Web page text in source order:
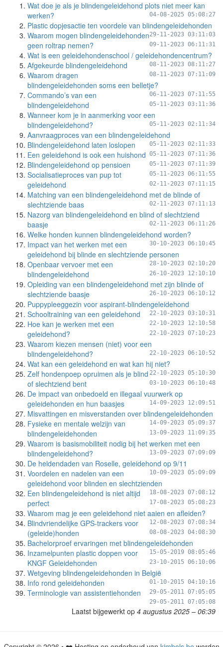
Wat doe je als je blindengeleidehond plots niet meer kan
werken?
04-08-2025 05:08:27
Plastic dopjesactie ten voordele van blindengeleidehonden
29-11-2023 03:11:03
Waarom mogen blindengeleidehonden
geen roltrap nemen?
09-11-2023 06:11:31
Wat is een geleidehondenschool / geleidehondencentrum?
08-11-2023 08:11:27
Afgekeurde blindengeleidehond
08-11-2023 07:11:09
Waarom dragen
blindengeleidehonden soms een belletje?
06-11-2023 07:11:55
Commando’s van een
blindengeleidehond
05-11-2023 03:11:36
Wanneer kom je in aanmerking voor een
blindengeleidehond?
05-11-2023 02:11:34
Aanvraagproces van een blindengeleidehond
05-11-2023 02:11:33
Blindengeleidehond laten loslopen
05-11-2023 07:11:36
Een geleidehond is ook een huishond
05-11-2023 07:11:39
Blindengeleidehond op pensioen
05-11-2023 06:11:55
Socialisatieproces van pup tot
geleidehond
02-11-2023 07:11:15
Matching van een blindengeleidehond met de blinde of
slechtziende baas
02-11-2023 07:11:13
Nazorg van blindengeleidehond en blind of slechtziend
baasje
02-11-2023 06:11:26
Welke honden kunnen blindengeleidehond worden?
30-10-2023 06:10:45
Impact van het werken met een
geleidehond bij blinde en slechtziende personen
28-10-2023 02:10:20
Openbaar vervoer met een
blindengeleidehond
26-10-2023 12:10:10
Opleiding van een blindengeleidehond met zijn blinde of
slechtziende baasje
26-10-2023 06:10:12
Puppypleeggezin voor aspirant-blindengeleidehond
22-10-2023 03:10:31
Schooltraining van een geleidehond
22-10-2023 12:10:58
Hoe kan je werken met een
geleidehond?
22-10-2023 07:10:23
Waarom kiezen mensen (niet) voor een
blindengeleidehond?
22-10-2023 06:10:52
Wat kan een geleidehond en wat kan hij niet?
22-10-2023 05:10:30
Zelf hondenpoep opruimen als je blind
of slechtziend bent
03-10-2023 06:10:48
De impact van onbedoeld en illegaal vuurwerk op
geleidehonden en hun baasjes
14-09-2023 12:09:51
Misvattingen en misverstanden over blindengeleidehonden
14-09-2023 05:09:37
Fysieke en mentale welzijn van
blindengeleidehonden
13-09-2023 11:09:35
Waarom is basismobiliteit nodig bij het werken met een
blindengeleidehond?
13-09-2023 07:09:09
De heldendaden van Roselle, geleidehond op 9/11
10-09-2023 05:09:09
Voordelen en nadelen van een
geleidehond voor blinden en slechtzienden
18-08-2023 07:08:12
Een blindengeleidehond is niet altijd
perfect
17-08-2023 05:08:23
Waarom mag je een geleidehond niet aaien en afleiden?
12-08-2023 07:08:34
Blindvriendelijke GPS-trackers voor
(geleide)honden
08-08-2023 04:08:30
Bachelorproef ervaringen met blindengeleidehonden
15-05-2019 08:05:46
Inzamelpunten plastic doppen voor
KNGF Geleidehonden
23-10-2015 06:10:06
Wetgeving blindengeleidehonden in België
01-10-2015 04:10:16
Info rond geleidehonden
29-05-2011 07:05:05
Terminologie van assistentiehonden
29-05-2011 07:05:08
Laatst bijgewerkt op 4 augustus 2025 – 06:39